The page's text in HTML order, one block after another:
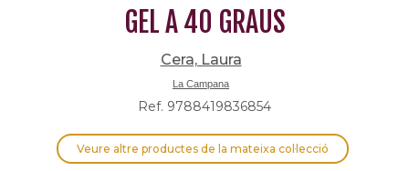
GEL A 40 GRAUS
Cera, Laura
La Campana
Ref. 9788419836854
Veure altre productes de la mateixa col·lecció